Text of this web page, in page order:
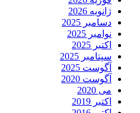
ژانویه 2026
دسامبر 2025
نوامبر 2025
اکتبر 2025
سپتامبر 2025
آگوست 2025
آگوست 2020
می 2020
اکتبر 2019